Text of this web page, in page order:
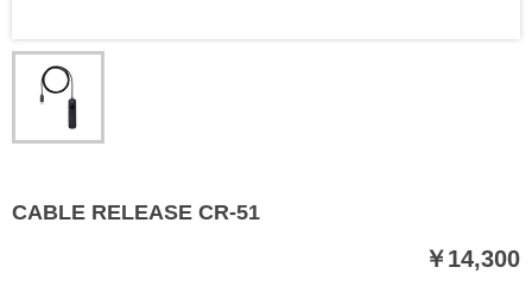
CABLE RELEASE CR-51
￥14,300